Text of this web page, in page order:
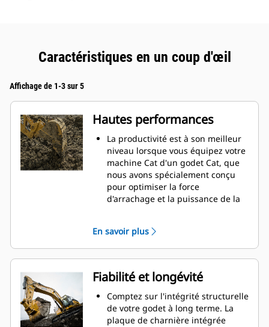
Caractéristiques en un coup d'œil
Affichage de 1-3 sur 5
Hautes performances
La productivité est à son meilleur
niveau lorsque vous équipez votre
machine Cat d'un godet Cat, que
nous avons spécialement conçu
pour optimiser la force
d'arrachage et la puissance de la
double améliore le flux des
matières dans le godet. Le
dégagement de talon accru
garantit que le fond du godet ne
frotte pas, ce qui réduit les coûts
d'entretien.
La consommation de carburant est
maximale lors de l'excavation. Les
En savoir plus
Fiabilité et longévité
Comptez sur l'intégrité structurelle
de votre godet à long terme. La
plaque de charnière intégrée